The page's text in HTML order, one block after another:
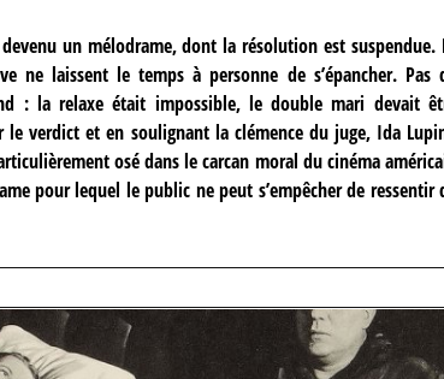
un mélodrame, dont la résolution est suspendue.
laissent le temps à personne de s’épancher. Pas
: la relaxe était impossible, le double mari devait
verdict et en soulignant la clémence du juge, Ida
osé dans le carcan moral du cinéma
pour lequel le public ne peut s’empêcher de ressentir